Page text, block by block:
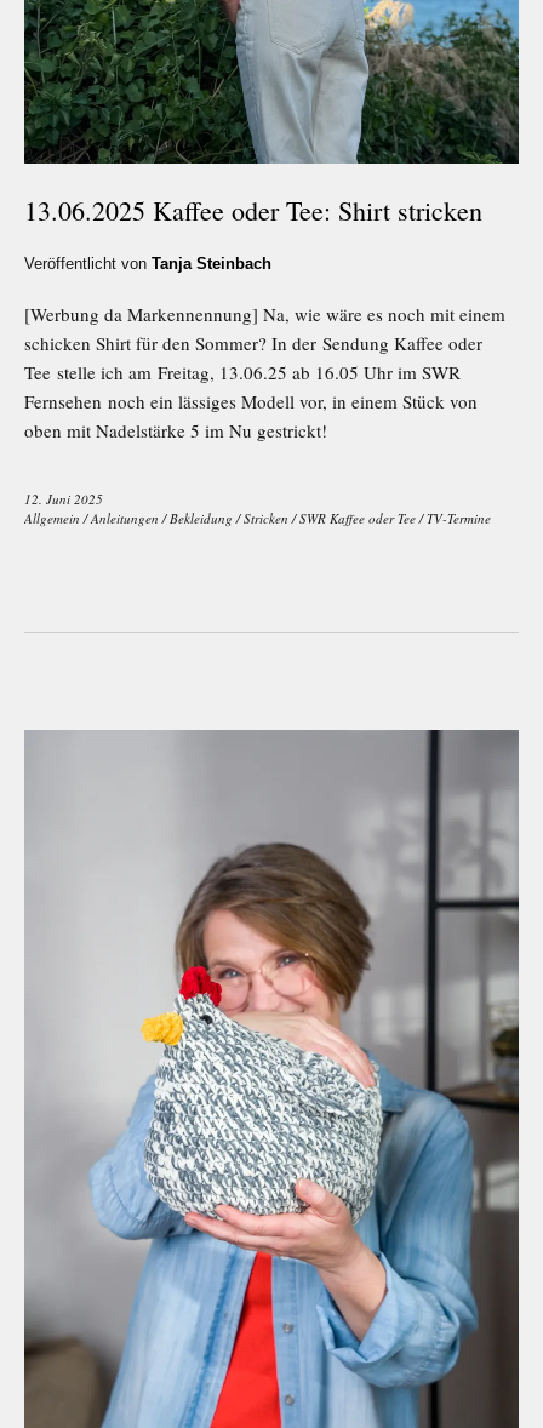
13.06.2025 Kaffee oder Tee: Shirt stricken
Veröffentlicht von Tanja Steinbach
[Werbung da Markennennung] Na, wie wäre es noch mit einem
schicken Shirt für den Sommer? In der Sendung Kaffee oder
Tee stelle ich am Freitag, 13.06.25 ab 16.05 Uhr im SWR
Fernsehen noch ein lässiges Modell vor, in einem Stück von
oben mit Nadelstärke 5 im Nu gestrickt!
12. Juni 2025
Allgemein /Anleitungen /Bekleidung /Stricken /SWR Kaffee oder Tee/TV-Termine